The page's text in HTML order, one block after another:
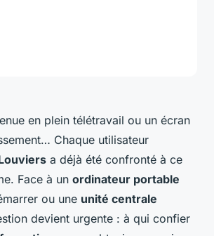
en plein télétravail ou un écran
Chaque utilisateur
a déjà été confronté à ce
Face à un ordinateur portable
ou une unité centrale
devient urgente : à qui confier